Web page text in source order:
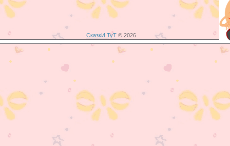
СказкИ ТуТ© 2026